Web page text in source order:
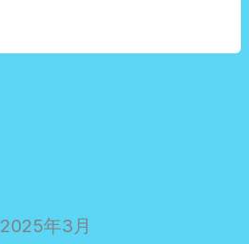
2025年3月